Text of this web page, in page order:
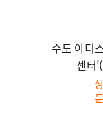
수도 아디
센터